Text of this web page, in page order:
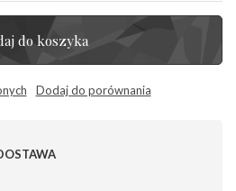
do koszyka
Dodaj do porównania